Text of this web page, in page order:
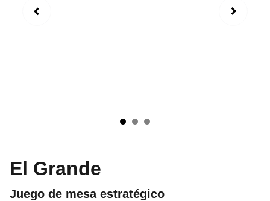
El Grande
Juego de mesa estratégico